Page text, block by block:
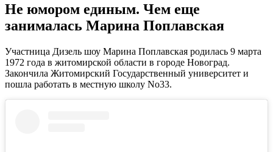
Не юмором единым. Чем еще
занималась Марина Поплавская
Участница Дизель шоу Марина Поплавская родилась 9 марта
1972 года в житомирской области в городе Новоград.
Закончила Житомирский Государственный университет и
пошла работать в местную школу No33.